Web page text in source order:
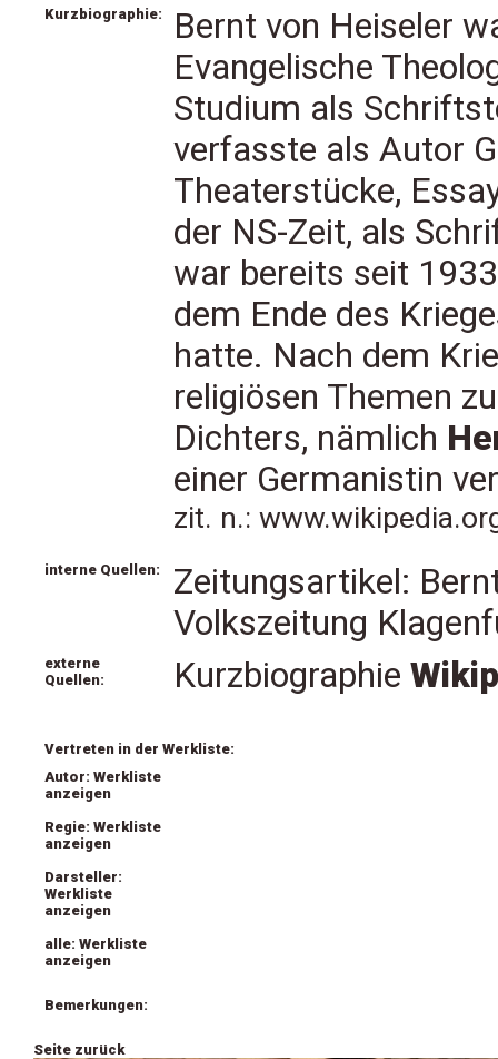
Kurzbiographie:
Bernt von Heiseler
Evangelische
Studium als
verfasste als Autor
Theaterstücke,
der NS-Zeit, als
war bereits seit
dem Ende des
hatte. Nach dem
religiösen Themen
Dichters, nämlich
einer Germanistin
zit. n.:
interne Quellen:
Zeitungsartikel:
Volkszeitung
externe
Quellen:
Kurzbiographie
Vertreten in der Werkliste:
Autor: Werkliste
anzeigen
Regie: Werkliste
anzeigen
Darsteller:
Werkliste
anzeigen
alle: Werkliste
anzeigen
Bemerkungen:
Seite zurück